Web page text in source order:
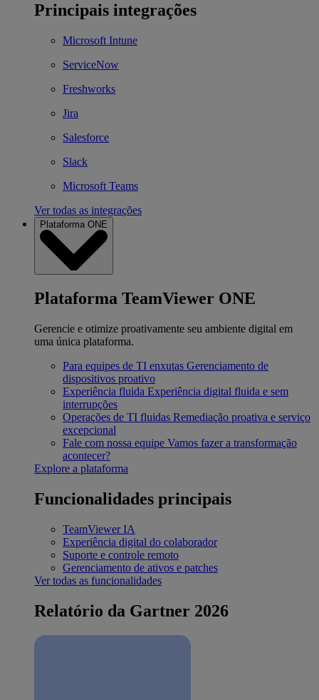
Principais integrações
Microsoft Intune
ServiceNow
Freshworks
Jira
Salesforce
Slack
Microsoft Teams
Ver todas as integrações
Plataforma ONE
Plataforma TeamViewer ONE
Gerencie e otimize proativamente seu ambiente digital em
uma única plataforma.
Para equipes de TI enxutas Gerenciamento de
dispositivos proativo
Experiência fluida Experiência digital fluida e sem
interrupções
Operações de TI fluidas Remediação proativa e serviço
excepcional
Fale com nossa equipe Vamos fazer a transformação
acontecer?
Explore a plataforma
Funcionalidades principais
TeamViewer IA
Experiência digital do colaborador
Suporte e controle remoto
Gerenciamento de ativos e patches
Ver todas as funcionalidades
Relatório da Gartner 2026